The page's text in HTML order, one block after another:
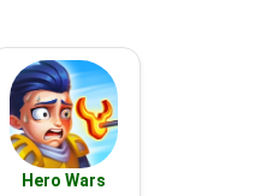
Hero Wars